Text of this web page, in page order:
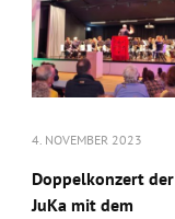
4. NOVEMBER 2023
Doppelkonzert der
JuKa mit dem